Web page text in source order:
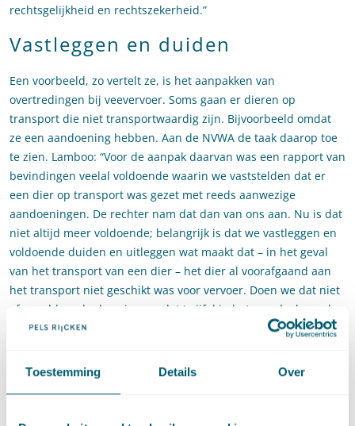
Toestemming Details Over
rechtsgelijkheid en rechtszekerheid.”
Vastleggen en duiden
Een voorbeeld, zo vertelt ze, is het aanpakken van
overtredingen bij veevervoer. Soms gaan er dieren op
transport die niet transportwaardig zijn. Bijvoorbeeld omdat
ze een aandoening hebben. Aan de NVWA de taak daarop toe
te zien. Lamboo: “Voor de aanpak daarvan was een rapport van
bevindingen veelal voldoende waarin we vaststelden dat er
een dier op transport was gezet met reeds aanwezige
aandoeningen. De rechter nam dat dan van ons aan. Nu is dat
niet altijd meer voldoende; belangrijk is dat we vastleggen en
voldoende duiden en uitleggen wat maakt dat – in het geval
van het transport van een dier – het dier al voorafgaand aan
het transport niet geschikt was voor vervoer. Doen we dat niet
of onvoldoende dan zien we dat twijfel in het voordeel van de
ondernemer wordt uitgelegd. Juist in de voedselindustrie en
groot. Daardoor zien we dat deze bedrijven vaker in beroep en